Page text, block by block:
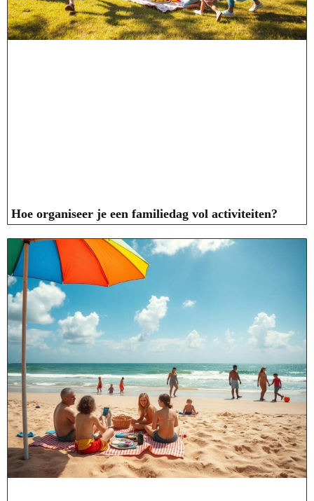
Hoe organiseer je een familiedag vol activiteiten?